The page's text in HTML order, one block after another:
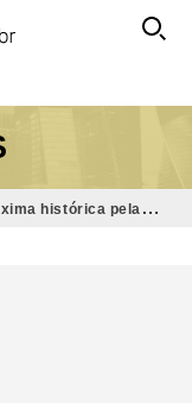
histórica pela